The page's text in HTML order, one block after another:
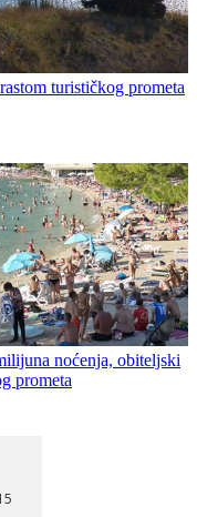
turističkog prometa
noćenja, obiteljski
prometa